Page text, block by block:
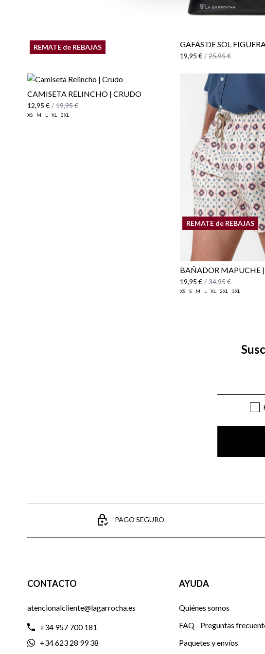
GAFAS DE SOL
19,95 € / 25,95 €
REMATE de REBAJAS
CAMISETA RELINCHO | CRUDO
12,95 € / 19,95 €
XS M L XL 3XL
REMATE de REBAJAS
BAÑADOR MAPUCHE
19,95 € / 34,95 €
XS S M L XL 2XL 3XL
PAGO SEGURO
CONTACTO
atencionalcliente@lagarrocha.es
+34 957 700 181
+34 623 28 99 38
AYUDA
Quiénes somos
FAQ - Preguntas
Paquetes y envíos